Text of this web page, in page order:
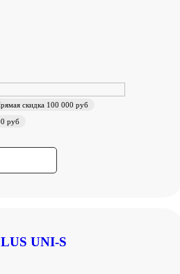
скидка 100 000 руб
руб
UNI-S